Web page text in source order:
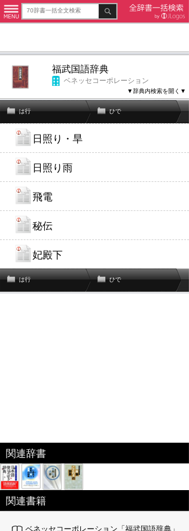
福武国語辞典
ベネッセコーポレーション
▼辞典内検索を開く▼
は行 ひで
日照り・旱
日照り雨
飛電
秘伝
妃殿下
は行 ひで
関連辞書
関連書籍
ベネッセコーポレーション「福武国語辞典」